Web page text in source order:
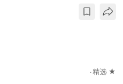
精选 ★